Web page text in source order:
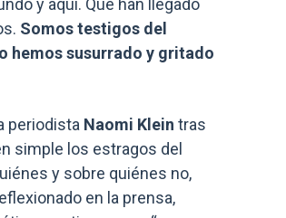
y aquí. Que han llegado
Somos testigos del
hemos susurrado y gritado
periodista Naomi Klein tras
simple los estragos del
y sobre quiénes no,
en la prensa,